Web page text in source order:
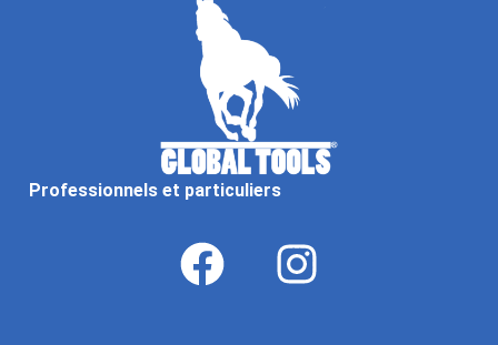
Professionnels et particuliers